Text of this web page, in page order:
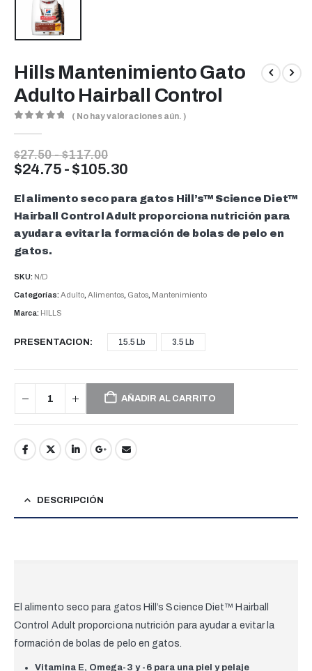
Hills Mantenimiento Gato
Adulto Hairball Control
( No hay valoraciones aún. )
$27.50 - $117.00Rango
de
precios:
$27.50
hasta
$117.00
$24.75 - $105.30Rango
precios:
desde
$24.75
El alimento seco para gatos Hill’s™ Science Diet™
Hairball Control Adult proporciona nutrición para
ayudar a evitar la formación de bolas de pelo en
gatos.
SKU: N/D
Categorías:Adulto, Alimentos, Gatos, Mantenimiento
Marca: HILLS
PRESENTACION 15.5 Lb 3.5 Lb
AÑADIR AL CARRITO
DESCRIPCIÓN
El alimento seco para gatos Hill’s Science Diet™ Hairball
Control Adult proporciona nutrición para ayudar a evitar la
formación de bolas de pelo en gatos.
Vitamina E, Omega-3 y -6 para una piel y pelaje